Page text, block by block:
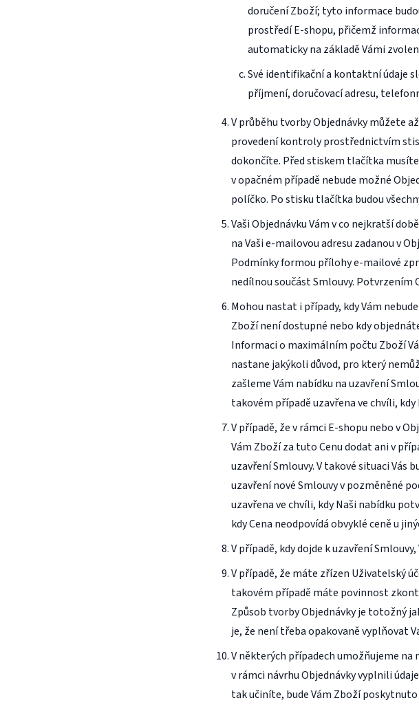
doručení Zboží; tyto informace
prostředí E-shopu, přičemž
automaticky na základě Vámi
Své identifikační a kontaktní údaje
příjmení, doručovací adresu,
V průběhu tvorby Objednávky můžete
provedení kontroly prostřednictvím
dokončíte. Před stiskem tlačítka
v opačném případě nebude možné
políčko. Po stisku tlačítka budou
Vaši Objednávku Vám v co nejkratší
na Vaši e-mailovou adresu zadanou v
Podmínky formou přílohy e-mailové
nedílnou součást Smlouvy. Potvrzením
Mohou nastat i případy, kdy Vám
Zboží není dostupné nebo kdy
Informaci o maximálním počtu Zboží
nastane jakýkoli důvod, pro který
zašleme Vám nabídku na uzavření
takovém případě uzavřena ve chvíli,
V případě, že v rámci E-shopu nebo v
Vám Zboží za tuto Cenu dodat ani v
uzavření Smlouvy. V takové situaci Vás
uzavření nové Smlouvy v pozměněné
uzavřena ve chvíli, kdy Naši nabídku
kdy Cena neodpovídá obvyklé ceně u
V případě, kdy dojde k uzavření
V případě, že máte zřízen Uživatelský
takovém případě máte povinnost
Způsob tvorby Objednávky je totožný
je, že není třeba opakovaně vyplňovat
V některých případech umožňujeme
v rámci návrhu Objednávky vyplnili
tak učiníte, bude Vám Zboží poskytnuto